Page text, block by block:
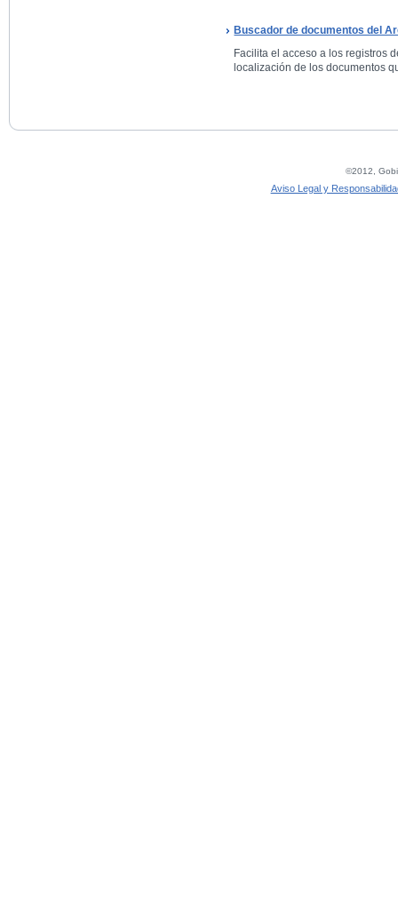
Buscador de documentos del
Facilita el acceso a los registros
localización de los documentos
©2012,
Aviso Legal y